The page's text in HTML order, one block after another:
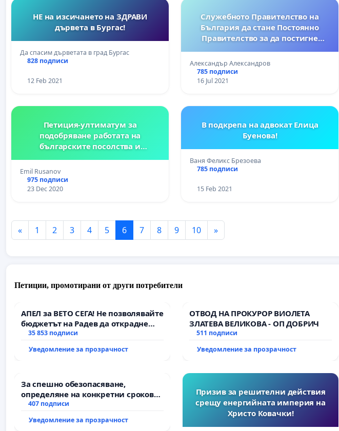
НЕ на изсичането на ЗДРАВИ
дървета в Бургас!
Да спасим дърветата в град Бургас
828 подписи
12 Feb 2021
Служебното Правителство на
България да стане Постоянно
Правителство за да постигне
Александър Александров
785 подписи
16 Jul 2021
Петиция-ултиматум за
подобряване работата на
българските посолства и
Emil Rusanov
975 подписи
23 Dec 2020
В подкрепа на адвокат Елица
Буенова!
Ваня Феликс Брезоева
785 подписи
15 Feb 2021
« 1 2 3 4 5 6 7 8 9 10 »
Петиции, промотирани от други потребители
АПЕЛ за ВЕТО СЕГА! Не позволявайте
бюджетът на Радев да открадне
парите и правата ни в тъмното
35 853 подписи
Уведомление за прозрачност
ОТВОД НА ПРОКУРОР ВИОЛЕТА
ЗЛАТЕВА ВЕЛИКОВА - ОП ДОБРИЧ
511 подписи
Уведомление за прозрачност
За спешно обезопасяване,
определяне на конкретни срокове
и извършване на цялостна
републиканския път между пътен
407 подписи
Уведомление за прозрачност
Призив за решителни действия
срещу енергийната империя на
Христо Ковачки!